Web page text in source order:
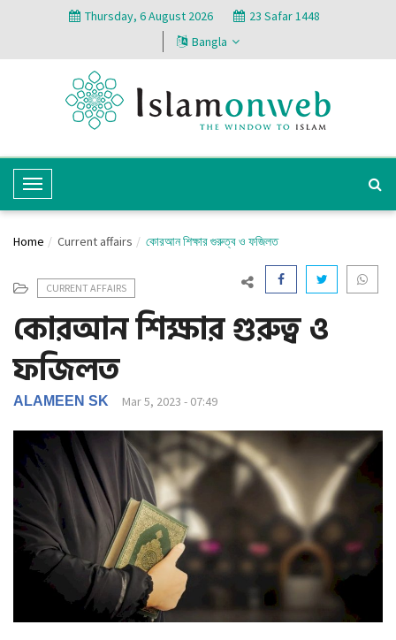
Thursday, 6 August 2026
23 Safar 1448
Bangla
T
o
g
e
N
a
v
i
g
t
i
o
Home Current affairs কোরআন শিক্ষার গুরুত্ব ও ফজিলত
CURRENT AFFAIRS
কোরআন শিক্ষার গুরুত্ব ও
ফজিলত
ALAMEEN SK Mar 5, 2023 - 07:49